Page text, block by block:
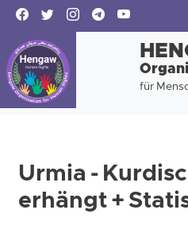
für
Urmia -
erhängt +